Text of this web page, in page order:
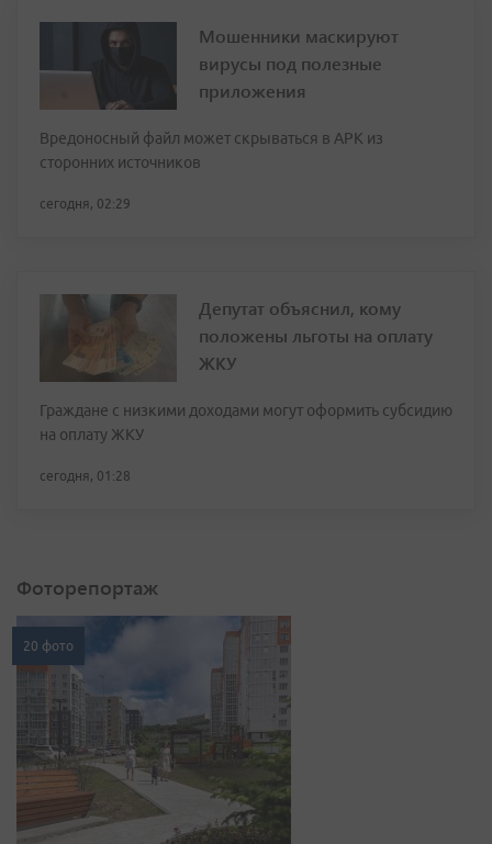
Мошенники маскируют
вирусы под полезные
приложения
Вредоносный файл может скрываться в APK из
сторонних источников
сегодня, 02:29
Депутат объяснил, кому
положены льготы на оплату
ЖКУ
Граждане с низкими доходами могут оформить субсидию
на оплату ЖКУ
сегодня, 01:28
Фоторепортаж
20 фото